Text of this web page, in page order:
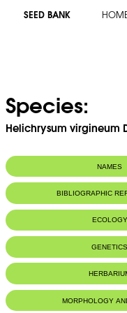
SEED BANK
Species:
Helichrysum virgineum
NAMES
Arabic name: خالدة بيضاء‎
BIBLIOGRAPHIC
ECOLOGY
Lebanon
Habitat :
et subalpin,
MORPHOLOGY